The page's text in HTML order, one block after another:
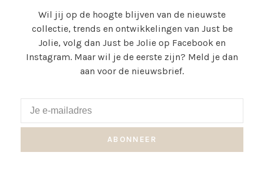
Wil jij op de hoogte blijven van de nieuwste
collectie, trends en ontwikkelingen van Just be
Jolie, volg dan Just be Jolie op Facebook en
Instagram. Maar wil je de eerste zijn? Meld je dan
aan voor de nieuwsbrief.
ABONNEER